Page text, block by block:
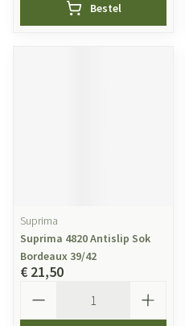
Bestel
Suprima
Suprima 4820 Antislip Sok
Bordeaux 39/42
€ 21,50